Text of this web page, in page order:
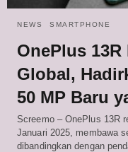
NEWS SMARTPHONE
OnePlus
Global,
50 MP Baru
Screemo – OnePlus 13R
Januari 2025, membawa
dibandingkan dengan